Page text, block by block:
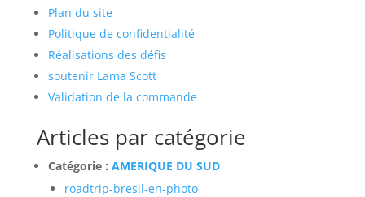
Plan du site
Politique de confidentialité
Réalisations des défis
soutenir Lama Scott
Validation de la commande
Articles par catégorie
Catégorie : AMERIQUE DU SUD
roadtrip-bresil-en-photo